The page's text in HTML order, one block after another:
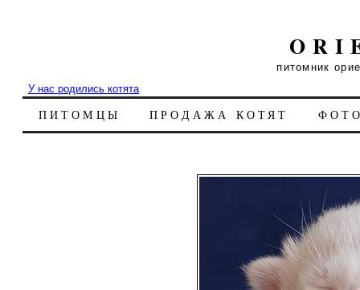
питомник
У нас родились котята
ПИТОМЦЫ ПРОДАЖА КОТЯТ